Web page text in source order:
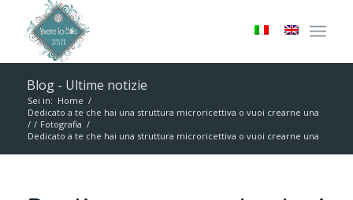
Blog - Ultime notizie
Sei in: Home /
Dedicato a te che hai una struttura microricettiva o vuoi crearne una
/ / Fotografia /
Dedicato a te che hai una struttura microricettiva o vuoi crearne una